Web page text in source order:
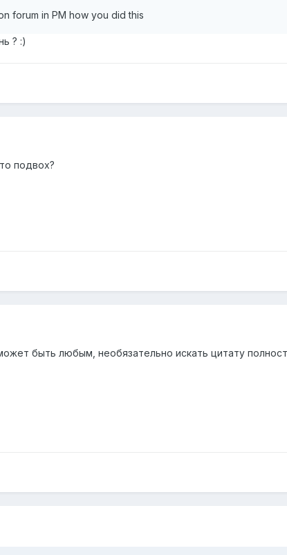
forum in PM how you did this
? :)
подвох?
быть любым, необязательно искать цитату